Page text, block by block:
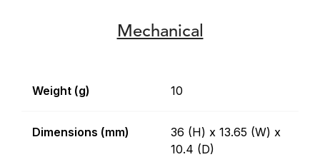
Mechanical
Weight (g) 10
Dimensions (mm)
36 (H) x 13.65 (W) x
10.4 (D)